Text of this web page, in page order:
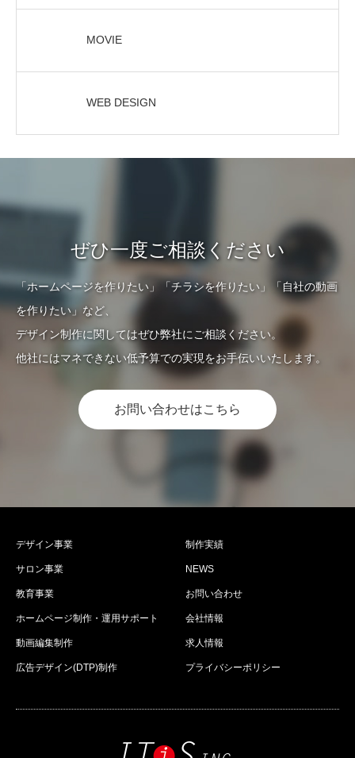
MOVIE
WEB DESIGN
ぜひ一度ご相談ください
「ホームページを作りたい」「チラシを作りたい」「自社の動画
を作りたい」など、
デザイン制作に関してはぜひ弊社にご相談ください。
他社にはマネできない低予算での実現をお手伝いいたします。
お問い合わせはこちら
デザイン事業
サロン事業
教育事業
ホームページ制作・運用サポート
動画編集制作
広告デザイン(DTP)制作
制作実績
NEWS
お問い合わせ
会社情報
求人情報
プライバシーポリシー